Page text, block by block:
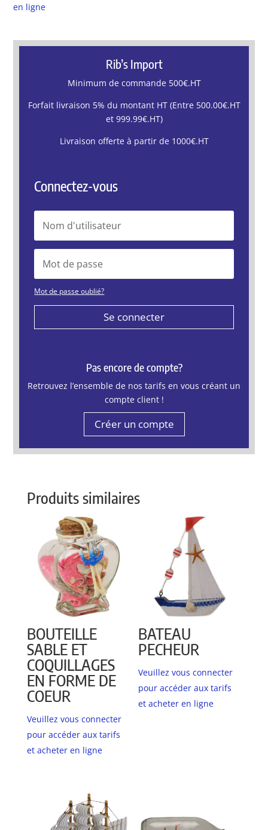
en ligne
Rib’s Import
Minimum de commande 500€.HT
Forfait livraison 5% du montant HT (Entre 500.00€.HT
et 999.99€.HT)
Livraison offerte à partir de 1000€.HT
Connectez-vous
Mot de passe oublié?
Se connecter
Pas encore de compte?
Retrouvez l’ensemble de nos tarifs en vous créant un
compte client !
Créer un compte
Produits similaires
BOUTEILLE
SABLE ET
COQUILLAGES
EN FORME DE
COEUR
Veuillez vous connecter
pour accéder aux tarifs
et acheter en ligne
BATEAU
PECHEUR
Veuillez vous connecter
pour accéder aux tarifs
et acheter en ligne